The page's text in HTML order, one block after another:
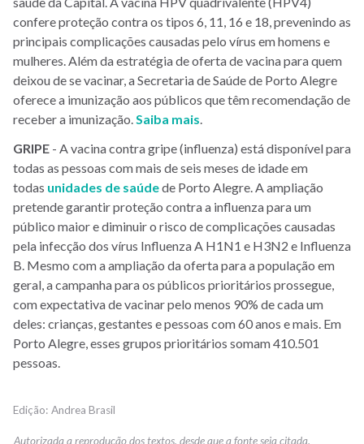
confere proteção contra os tipos 6, 11, 16 e 18, prevenindo as
principais complicações causadas pelo vírus em homens e
mulheres. Além da estratégia de oferta de vacina para quem
deixou de se vacinar, a Secretaria de Saúde de Porto Alegre
oferece a imunização aos públicos que têm recomendação de
receber a imunização. Saiba mais
GRIPE - A vacina contra gripe (influenza) está disponível para
todas as pessoas com mais de seis meses de idade em
todas unidades de saúdede Porto Alegre. A ampliação
pretende garantir proteção contra a influenza para um
público maior e diminuir o risco de complicações causadas
pela infecção dos vírus Influenza A H1N1 e H3N2 e Influenza
B. Mesmo com a ampliação da oferta para a população em
geral, a campanha para os públicos prioritários prossegue,
com expectativa de vacinar pelo menos 90% de cada um
deles: crianças, gestantes e pessoas com 60 anos e mais. Em
Porto Alegre, esses grupos prioritários somam 410.501
pessoas.
Andrea Brasil